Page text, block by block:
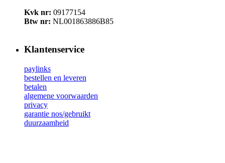
Kvk nr: 09177154
Btw nr: NL001863886B85
Klantenservice
paylinks
bestellen en leveren
betalen
algemene voorwaarden
privacy
garantie nos/gebruikt
duurzaamheid